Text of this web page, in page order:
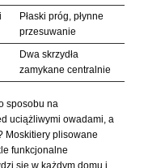
Płaski próg, płynne
przesuwanie
Dwa skrzydła
zamykane centralnie
sposobu na
uciążliwymi owadami, a
Moskitiery plisowane
funkcjonalne
się w każdym domu i